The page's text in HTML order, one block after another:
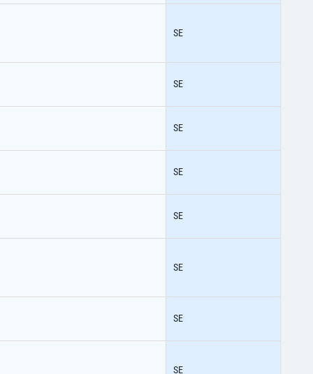
SE
SE
SE
SE
SE
SE
SE
SE